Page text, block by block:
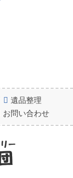
遺品整理
お問い合わせ